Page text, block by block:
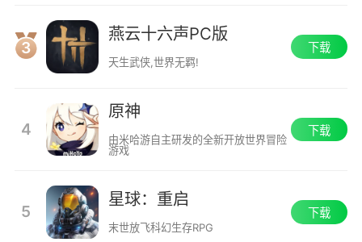
3
燕云十六声PC版
天生武侠,世界无羁!
下载
4
原神
由米哈游自主研发的全新开放世界冒险
游戏
下载
5
星球：重启
末世放飞科幻生存RPG
下载